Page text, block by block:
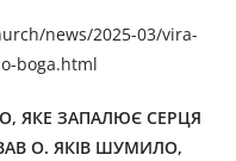
news/2025-03/vira-
boga.html
ЯКЕ ЗАПАЛЮЄ СЕРЦЯ
О. ЯКІВ ШУМИЛО,